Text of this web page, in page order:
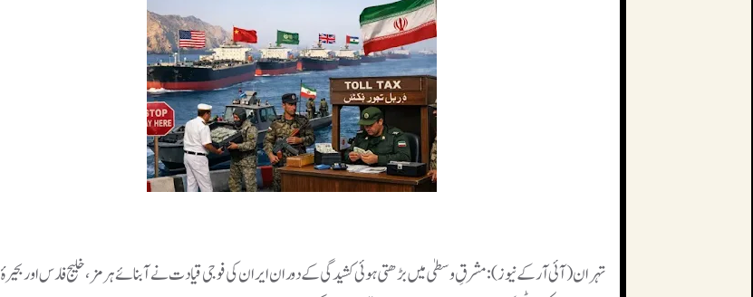
تہران (آئی آر کے نیوز): مشرقِ وسطیٰ میں بڑھتی ہوئی کشیدگی کے دوران ایران کی فوجی قیادت نے آبنائے ہرمز، خلیج فارس اور بحیرۂ